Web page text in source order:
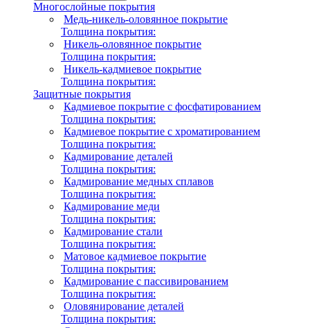
Многослойные покрытия
Медь-никель-оловянное покрытие
Толщина покрытия:
Никель-оловянное покрытие
Толщина покрытия:
Никель-кадмиевое покрытие
Толщина покрытия:
Защитные покрытия
Кадмиевое покрытие с фосфатированием
Толщина покрытия:
Кадмиевое покрытие с хроматированием
Толщина покрытия:
Кадмирование деталей
Толщина покрытия:
Кадмирование медных сплавов
Толщина покрытия:
Кадмирование меди
Толщина покрытия:
Кадмирование стали
Толщина покрытия:
Матовое кадмиевое покрытие
Толщина покрытия:
Кадмирование с пассивированием
Толщина покрытия:
Оловянирование деталей
Толщина покрытия: